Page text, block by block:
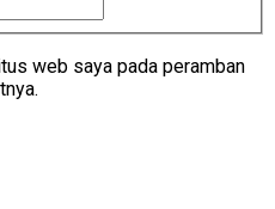
web saya pada peramban